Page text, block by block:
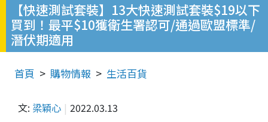
【快速測試套裝】13大快速測試套裝$19以下
買到！最平$10獲衛生署認可/通過歐盟標準/
潛伏期適用
首頁 購物情報 生活百貨
文: 梁穎心 2022.03.13